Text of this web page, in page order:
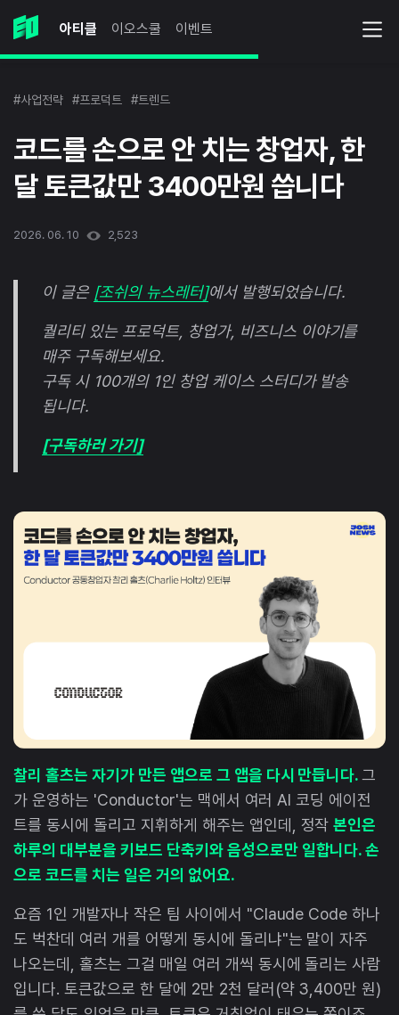
아티클 이오스쿨 이벤트
#사업전략 #프로덕트 #트렌드
코드를 손으로 안 치는 창업자, 한
달 토큰값만 3400만원 씁니다
2026. 06. 10 2,523
이 글은 [조쉬의 뉴스레터]에서 발행되었습니다.
퀄리티 있는 프로덕트, 창업가, 비즈니스 이야기를
매주 구독해보세요.
구독 시 100개의 1인 창업 케이스 스터디가 발송
됩니다.
[구독하러 가기]
찰리 홀츠는 자기가 만든 앱으로 그 앱을 다시 만듭니다.그
가 운영하는 'Conductor'는 맥에서 여러 AI 코딩 에이전
트를 동시에 돌리고 지휘하게 해주는 앱인데, 정작본인은
하루의 대부분을 키보드 단축키와 음성으로만 일합니다. 손
으로 코드를 치는 일은 거의 없어요.
요즘 1인 개발자나 작은 팀 사이에서 "Claude Code 하나
도 벅찬데 여러 개를 어떻게 동시에 돌리냐"는 말이 자주
나오는데, 홀츠는 그걸 매일 여러 개씩 동시에 돌리는 사람
입니다. 토큰값으로 한 달에 2만 2천 달러(약 3,400만 원)